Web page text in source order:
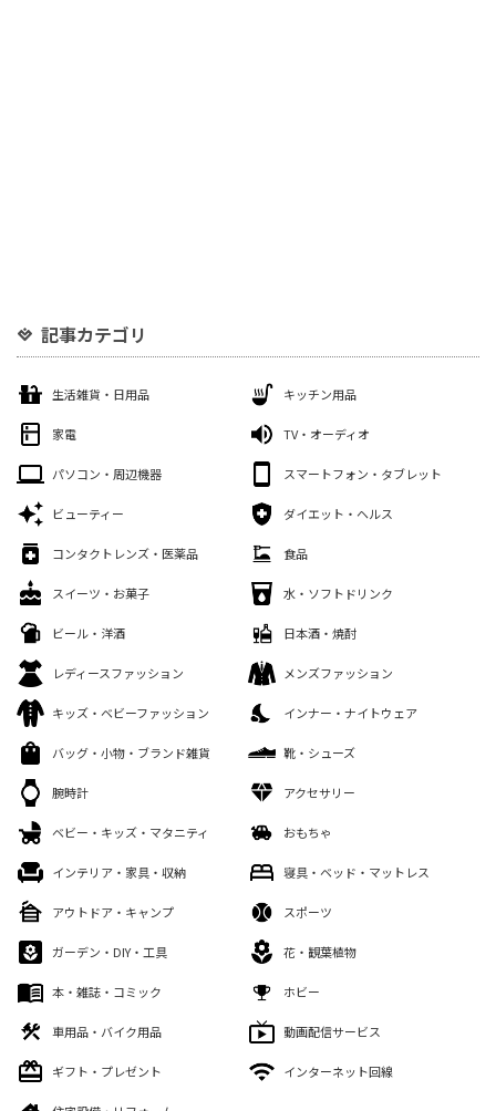
記事カテゴリ
生活雑貨・日用品 キッチン用品
家電 TV・オーディオ
パソコン・周辺機器 スマートフォン・タブレット
ビューティー ダイエット・ヘルス
コンタクトレンズ・医薬品 食品
スイーツ・お菓子 水・ソフトドリンク
ビール・洋酒 日本酒・焼酎
レディースファッション メンズファッション
キッズ・ベビーファッション インナー・ナイトウェア
バッグ・小物・ブランド雑貨 靴・シューズ
腕時計 アクセサリー
ベビー・キッズ・マタニティ おもちゃ
インテリア・家具・収納 寝具・ベッド・マットレス
アウトドア・キャンプ スポーツ
ガーデン・DIY・工具 花・観葉植物
本・雑誌・コミック ホビー
車用品・バイク用品 動画配信サービス
ギフト・プレゼント インターネット回線